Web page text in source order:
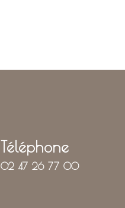
Téléphone
02 47 26 77 00